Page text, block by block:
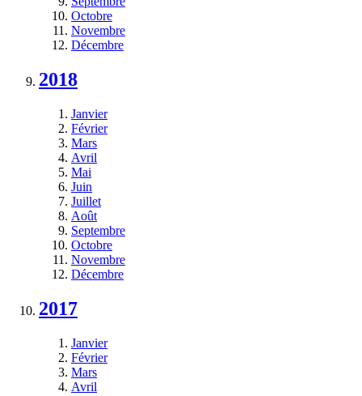
Octobre
Novembre
Décembre
2018
Janvier
Février
Mars
Avril
Mai
Juin
Juillet
Août
Septembre
Octobre
Novembre
Décembre
2017
Janvier
Février
Mars
Avril